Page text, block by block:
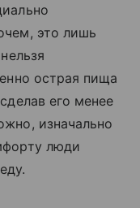
это лишь
острая пища
его менее
изначально
люди